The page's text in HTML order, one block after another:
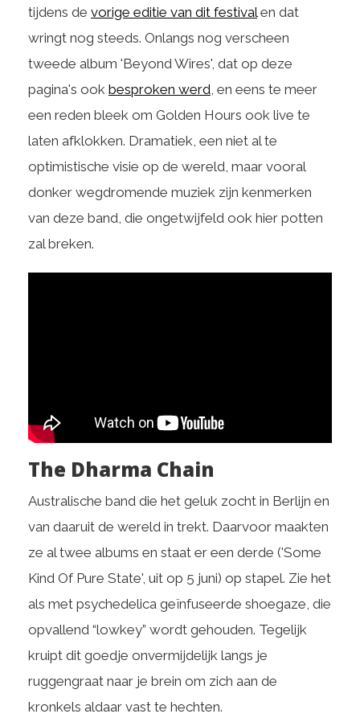
tijdens de vorige editie van dit festivalen dat
wringt nog steeds. Onlangs nog verscheen
tweede album 'Beyond Wires', dat op deze
pagina's ook besproken werd , en eens te meer
een reden bleek om Golden Hours ook live te
laten afklokken. Dramatiek, een niet al te
optimistische visie op de wereld, maar vooral
donker wegdromende muziek zijn kenmerken
van deze band, die ongetwijfeld ook hier potten
zal breken.
The Dharma Chain
Australische band die het geluk zocht in Berlijn en
van daaruit de wereld in trekt. Daarvoor maakten
ze al twee albums en staat er een derde ('Some
Kind Of Pure State', uit op 5 juni) op stapel. Zie het
als met psychedelica geïnfuseerde shoegaze, die
opvallend “lowkey” wordt gehouden. Tegelijk
kruipt dit goedje onvermijdelijk langs je
ruggengraat naar je brein om zich aan de
kronkels aldaar vast te hechten.